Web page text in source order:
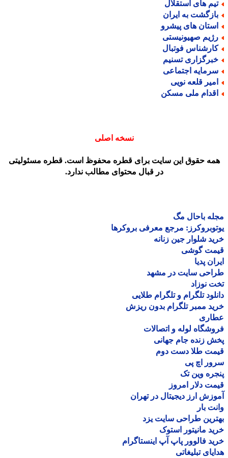
های استقلال
به ایران
های پیشرو
صهیونیستی
فوتبال
تسنیم
اجتماعی
قلعه نویی
ملی مسکن
نسخه اصلی
حقوق این سایت برای قطره محفوظ است. قطره مسئولیتی
در قبال محتوای مطالب ندارد.
باحال مگ
مرجع معرفی بروکرها
شلوار جین زنانه
گوشی
پدیا
سایت در مشهد
نوزاد
تلگرام و تلگرام طلایی
ممبر تلگرام بدون ریزش
لوله و اتصالات
زنده جام جهانی
طلا دست دوم
اچ پی
وین تک
دلار امروز
ارز دیجیتال در تهران
بار
طراحی سایت یزد
مانیتور استوک
فالوور پاپ آپ اینستاگرام
تبلیغاتی